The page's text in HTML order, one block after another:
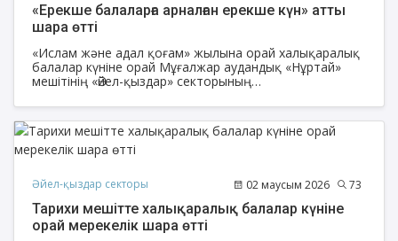
«Ерекше балаларға арналған ерекше күн» атты
шара өтті
«Ислам және адал қоғам» жылына орай халықаралық
балалар күніне орай Мұғалжар аудандық «Нұртай»
мешітінің «Әйел-қыздар» секторының
ерекше күн» атты мүмкіндігі шектеулі және ерекше
балаларға арналған мерекелік шара ұйымдастырылды.
Әйел-қыздар секторы 02 маусым 2026 73
Тарихи мешітте халықаралық балалар күніне
орай мерекелік шара өтті